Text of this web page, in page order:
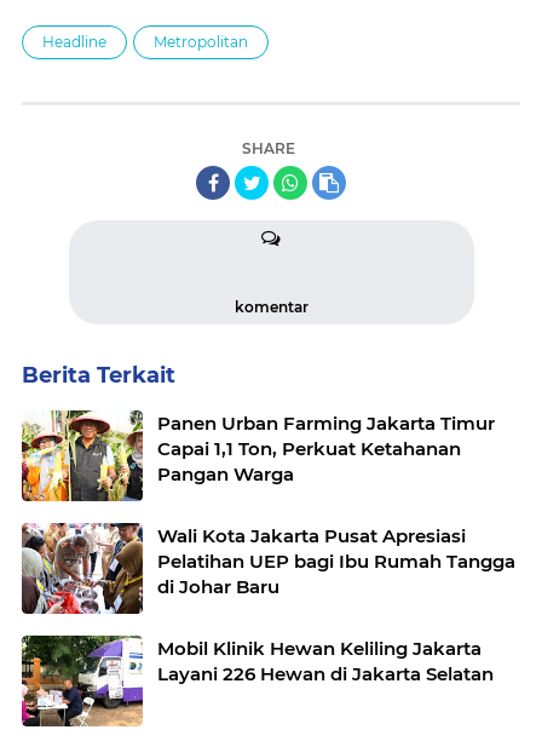
Headline Metropolitan
SHARE
komentar
Berita Terkait
Panen Urban Farming Jakarta Timur
Capai 1,1 Ton, Perkuat Ketahanan
Pangan Warga
Wali Kota Jakarta Pusat Apresiasi
Pelatihan UEP bagi Ibu Rumah Tangga
di Johar Baru
Mobil Klinik Hewan Keliling Jakarta
Layani 226 Hewan di Jakarta Selatan